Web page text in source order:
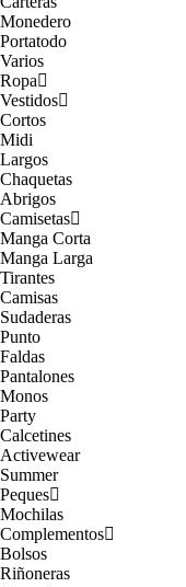
Monedero
Portatodo
Varios
Ropa
Vestidos
Cortos
Midi
Largos
Chaquetas
Abrigos
Camisetas
Manga Corta
Manga Larga
Tirantes
Camisas
Sudaderas
Punto
Faldas
Pantalones
Monos
Party
Calcetines
Activewear
Summer
Peques
Mochilas
Complementos
Bolsos
Riñoneras